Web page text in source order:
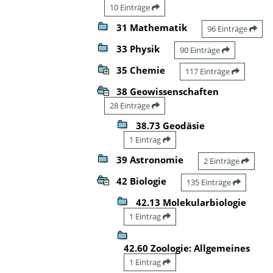
10 Einträge
31 Mathematik 96 Einträge
33 Physik 90 Einträge
35 Chemie 117 Einträge
38 Geowissenschaften
28 Einträge
38.73 Geodäsie
1 Eintrag
39 Astronomie 2 Einträge
42 Biologie 135 Einträge
42.13 Molekularbiologie
1 Eintrag
42.60 Zoologie: Allgemeines
1 Eintrag